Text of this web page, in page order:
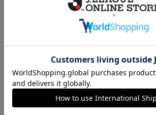
横浜FM
送料無料の併せ買いにオススメ
横浜FM